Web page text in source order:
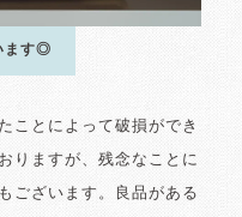
ます◎
ことによって破損ができ
りますが、残念なことに
ございます。良品がある